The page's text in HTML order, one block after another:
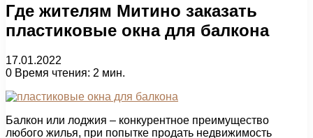
Где жителям Митино заказать
пластиковые окна для балкона
17.01.2022
0 Время чтения: 2 мин.
Балкон или лоджия – конкурентное преимущество
любого жилья, при попытке продать недвижимость